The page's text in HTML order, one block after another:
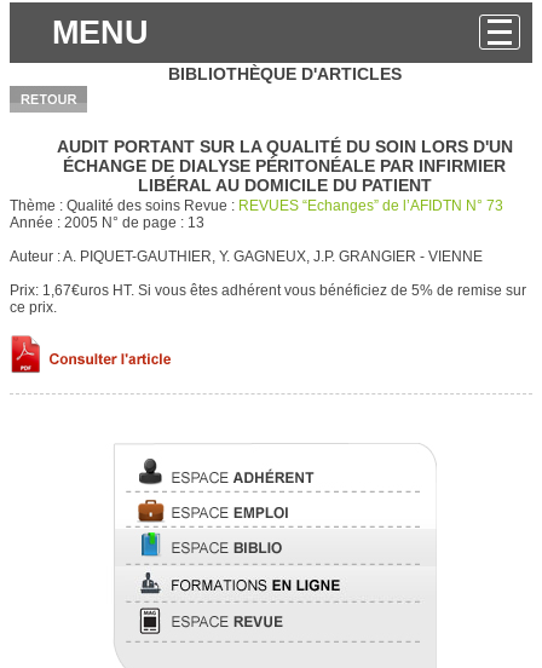
MENU
BIBLIOTHÈQUE D'ARTICLES
AUDIT PORTANT SUR LA QUALITÉ DU SOIN LORS D'UN
ÉCHANGE DE DIALYSE PÉRITONÉALE PAR INFIRMIER
LIBÉRAL AU DOMICILE DU PATIENT
Thème : Qualité des soins Revue : REVUES “Echanges” de l’AFIDTN N° 73
Année : 2005 N° de page : 13
Auteur :A. PIQUET-GAUTHIER, Y. GAGNEUX, J.P. GRANGIER - VIENNE
Prix: 1,67€uros HT. Si vous êtes adhérent vous bénéficiez de 5% de remise sur
ce prix.